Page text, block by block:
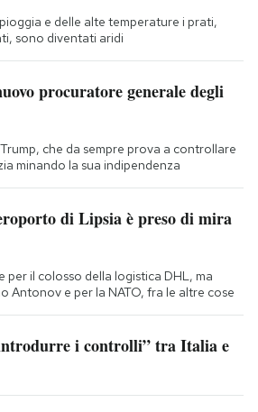
e delle alte temperature i prati,
sono diventati aridi
procuratore generale degli
che da sempre prova a controllare
minando la sua indipendenza
di Lipsia è preso di mira
per il colosso della logistica DHL, ma
Antonov e per la NATO, fra le altre cose
i controlli” tra Italia e